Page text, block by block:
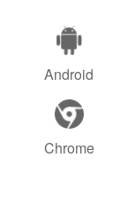
Android
Chrome